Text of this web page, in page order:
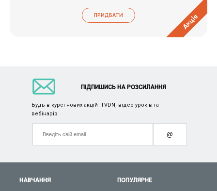
ПРИДБАТИ Акція
НАВЧАННЯ ПОПУЛЯРНЕ
ПІДПИШИСЬ НА РОЗСИЛАННЯ
Будь в курсі нових акцій ITVDN, відео уроків та
вебінарів
@